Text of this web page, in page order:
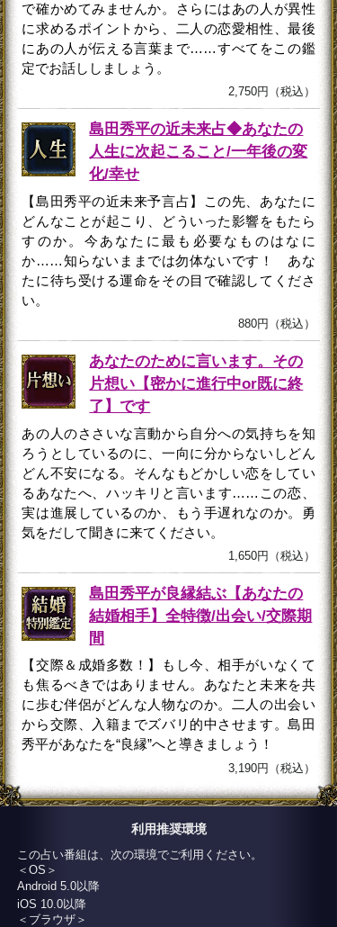
で確かめてみませんか。さらにはあの人が異性
に求めるポイントから、二人の恋愛相性、最後
にあの人が伝える言葉まで……すべてをこの鑑
定でお話ししましょう。
2,750円（税込）
島田秀平の近未来占◆あなたの
人生に次起こること/一年後の変
化/幸せ
【島田秀平の近未来予言占】この先、あなたに
どんなことが起こり、どういった影響をもたら
すのか。今あなたに最も必要なものはなに
か……知らないままでは勿体ないです！ あな
たに待ち受ける運命をその目で確認してくださ
い。
880円（税込）
あなたのために言います。その
片想い【密かに進行中or既に終
了】です
あの人のささいな言動から自分への気持ちを知
ろうとしているのに、一向に分からないしどん
どん不安になる。そんなもどかしい恋をしてい
るあなたへ、ハッキリと言います……この恋、
実は進展しているのか、もう手遅れなのか。勇
気をだして聞きに来てください。
1,650円（税込）
島田秀平が良縁結ぶ【あなたの
結婚相手】全特徴/出会い/交際期
間
【交際＆成婚多数！】もし今、相手がいなくて
も焦るべきではありません。あなたと未来を共
に歩む伴侶がどんな人物なのか。二人の出会い
から交際、入籍までズバリ的中させます。島田
秀平があなたを“良縁”へと導きましょう！
3,190円（税込）
利用推奨環境
この占い番組は、次の環境でご利用ください。
＜OS＞
Android 5.0以降
iOS 10.0以降
＜ブラウザ＞